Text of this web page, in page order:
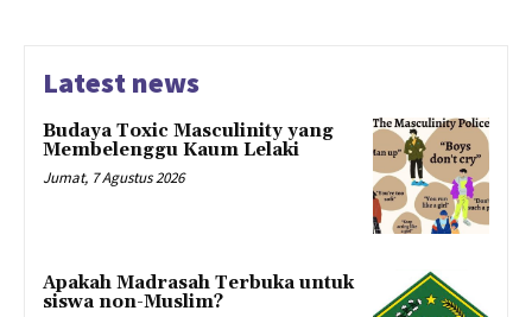
Latest news
Budaya Toxic Masculinity yang
Membelenggu Kaum Lelaki
Jumat, 7 Agustus 2026
Apakah Madrasah Terbuka untuk
siswa non-Muslim?